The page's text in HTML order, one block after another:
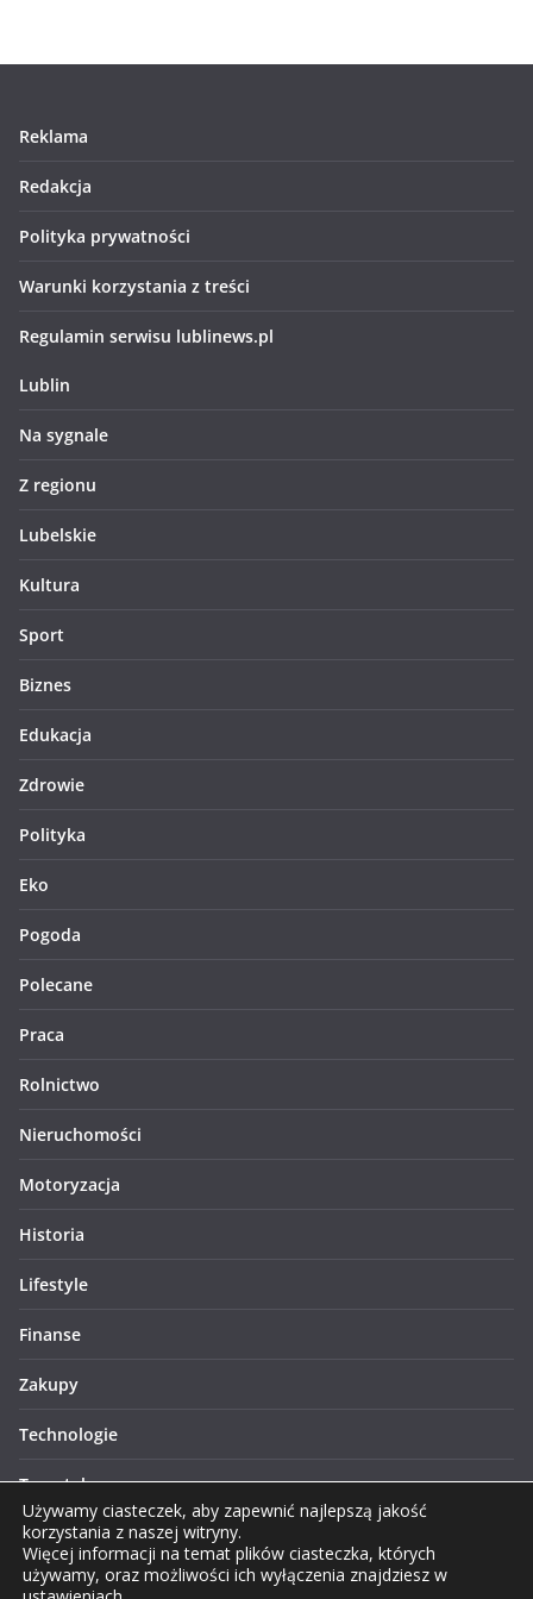
Reklama
Redakcja
Polityka prywatności
Warunki korzystania z treści
Regulamin serwisu lublinews.pl
Lublin
Na sygnale
Z regionu
Lubelskie
Kultura
Sport
Biznes
Edukacja
Zdrowie
Polityka
Eko
Pogoda
Polecane
Praca
Rolnictwo
Nieruchomości
Motoryzacja
Historia
Lifestyle
Finanse
Zakupy
Technologie
Turystyka
Używamy ciasteczek, aby zapewnić najlepszą jakość
korzystania z naszej witryny.
Więcej informacji na temat plików ciasteczka, których
używamy, oraz możliwości ich wyłączenia znajdziesz w